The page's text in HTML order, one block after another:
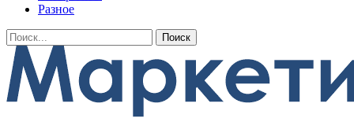
Разное